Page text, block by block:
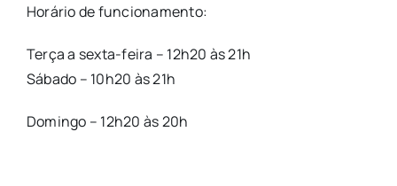
Horário de funcionamento:
Terça a sexta-feira – 12h20 às 21h
Sábado – 10h20 às 21h
Domingo – 12h20 às 20h